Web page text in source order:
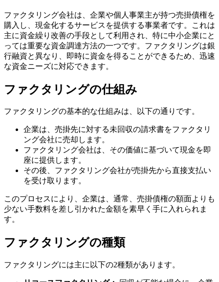
ファクタリング会社は、企業や個人事業主が持つ売掛債権を
購入し、現金化するサービスを提供する事業者です。これは
主に資金繰り改善の手段として利用され、特に中小企業にと
っては重要な資金調達方法の一つです。ファクタリングは銀
行融資と異なり、即時に資金を得ることができるため、迅速
な資金ニーズに対応できます。
ファクタリングの仕組み
ファクタリングの基本的な仕組みは、以下の通りです。
企業は、売掛先に対する未回収の請求書をファクタリ
ング会社に売却します。
ファクタリング会社は、その価値に基づいて現金を即
座に提供します。
その後、ファクタリング会社が売掛先から直接支払い
を受け取ります。
このプロセスにより、企業は、通常、売掛債権の額面よりも
少ない手数料を差し引かれた金額を素早く手に入れられま
す。
ファクタリングの種類
ファクタリングには主に以下の2種類があります。